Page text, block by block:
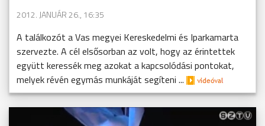
2012. JANUÁR 26., 16:35
A találkozót a Vas megyei Kereskedelmi és Iparkamarta
szervezte. A cél elsősorban az volt, hogy az érintettek
együtt keressék meg azokat a kapcsolódási pontokat,
melyek révén egymás munkáját segíteni ...